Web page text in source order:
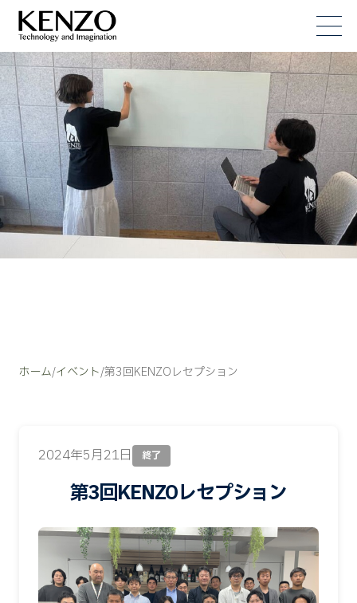
ホーム/イベント/第3回KENZOレセプション
2024年5月21日 終了
第3回KENZOレセプション